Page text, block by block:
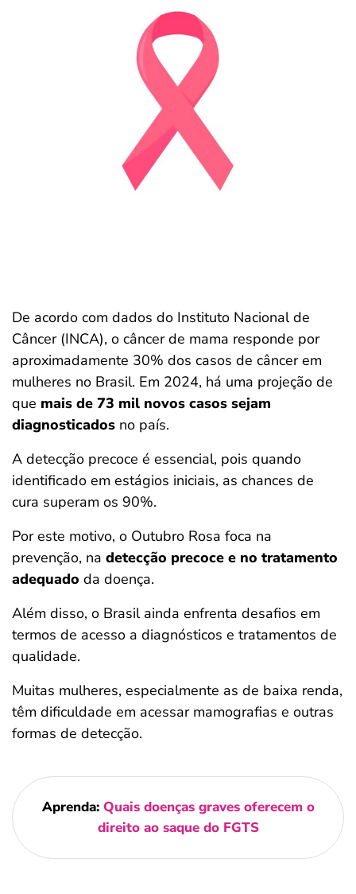
De acordo com dados do Instituto Nacional de
Câncer (INCA), o câncer de mama responde por
aproximadamente 30% dos casos de câncer em
mulheres no Brasil. Em 2024, há uma projeção de
que mais de 73 mil novos casos sejam
diagnosticados no país.
A detecção precoce é essencial, pois quando
identificado em estágios iniciais, as chances de
cura superam os 90%.
Por este motivo, o Outubro Rosa foca na
prevenção, na detecção precoce e no tratamento
adequado da doença.
Além disso, o Brasil ainda enfrenta desafios em
termos de acesso a diagnósticos e tratamentos de
qualidade.
Muitas mulheres, especialmente as de baixa renda,
têm dificuldade em acessar mamografias e outras
formas de detecção.
Aprenda: Quais doenças graves oferecem o
direito ao saque do FGTS